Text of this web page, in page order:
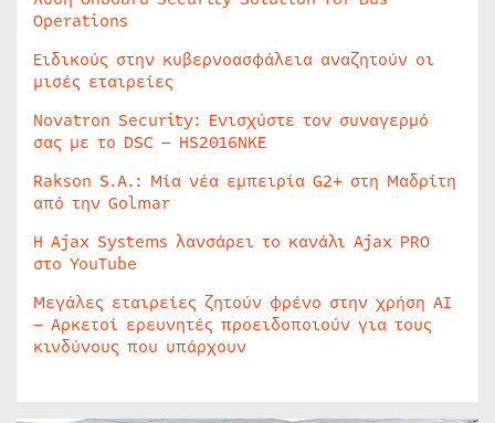
Operations
Ειδικούς στην κυβερνοασφάλεια αναζητούν οι
μισές εταιρείες
Novatron Security: Ενισχύστε τον συναγερμό
σας με το DSC – HS2016NKE
Rakson S.A.: Μία νέα εμπειρία G2+ στη Μαδρίτη
από την Golmar
Η Ajax Systems λανσάρει το κανάλι Ajax PRO
στο YouTube
Μεγάλες εταιρείες ζητούν φρένο στην χρήση AI
– Αρκετοί ερευνητές προειδοποιούν για τους
κινδύνους που υπάρχουν